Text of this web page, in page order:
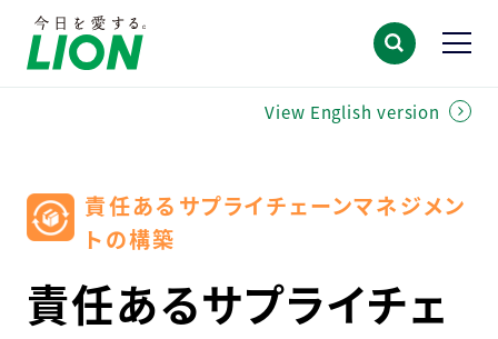
View English version
責任あるサプライチェーンマネジメン
トの構築
責任あるサプライチェ